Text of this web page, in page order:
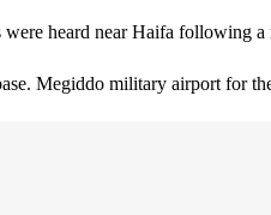
were heard near Haifa following
Megiddo military airport for